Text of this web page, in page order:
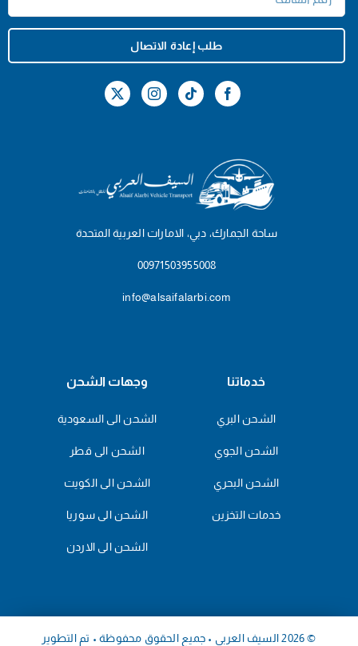
ساحة الجمارك، دبي، الامارات العربية المتحدة
00971503955008
info@alsaifalarbi.com
خدماتنا
الشحن البري
الشحن الجوي
الشحن البحري
خدمات التخزين
وجهات الشحن
الشحن الى السعودية
الشحن الى قطر
الشحن الى الكويت
الشحن الى سوريا
الشحن الى الاردن
طلب إعادة الاتصال
© 2026 السيف العربي • جميع الحقوق محفوظة • تم التطوير